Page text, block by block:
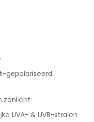
gepolariseerd
zonlicht
UVA- & UVB-stralen